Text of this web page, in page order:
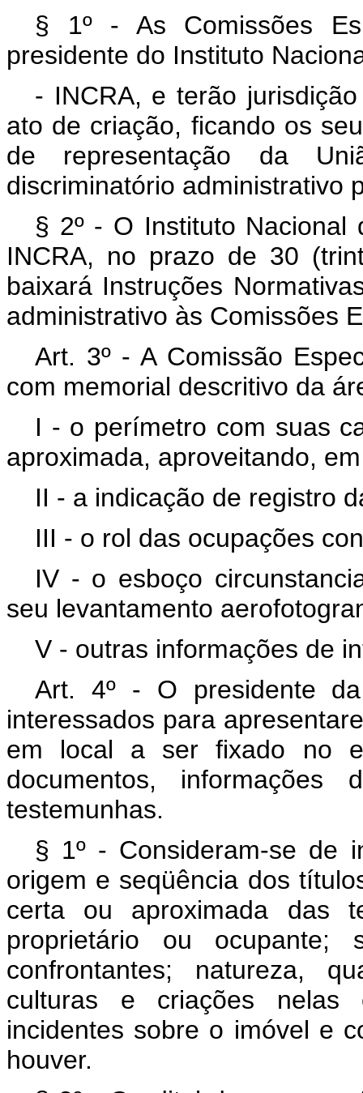
§ 1º - As Comissões
presidente do Instituto
- INCRA, e terão
ato de criação, ficando os
de representação da
discriminatório administrativo
§ 2º - O Instituto Nacional
INCRA, no prazo de 30
baixará Instruções
administrativo às Comissões
Art. 3º - A Comissão
com memorial descritivo da
I - o perímetro com suas
aproximada, aproveitando,
II - a indicação de registro
III - o rol das ocupações
IV - o esboço
seu levantamento
V - outras informações de
Art. 4º - O presidente
interessados para
em local a ser fixado no
documentos,
testemunhas.
§ 1º - Consideram-se de
origem e seqüência dos
certa ou aproximada das
proprietário ou ocupante;
confrontantes; natureza,
culturas e criações nelas
incidentes sobre o imóvel e
houver.